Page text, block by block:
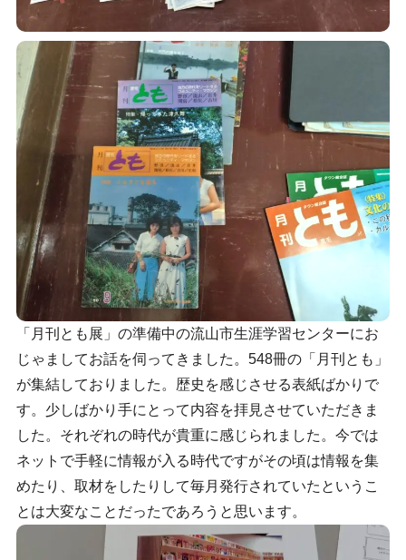
「月刊とも展」の準備中の流山市生涯学習センターにお
じゃましてお話を伺ってきました。548冊の「月刊とも」
が集結しておりました。歴史を感じさせる表紙ばかりで
す。少しばかり手にとって内容を拝見させていただきま
した。それぞれの時代が貴重に感じられました。今では
ネットで手軽に情報が入る時代ですがその頃は情報を集
めたり、取材をしたりして毎月発行されていたというこ
とは大変なことだったであろうと思います。